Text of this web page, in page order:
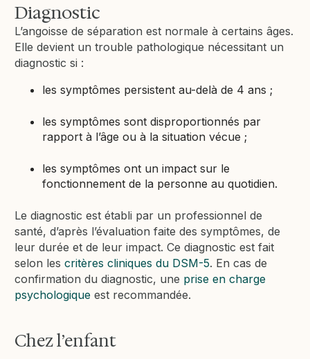
Diagnostic
L’angoisse de séparation est normale à certains âges.
Elle devient un trouble pathologique nécessitant un
diagnostic si :
les symptômes persistent au-delà de 4 ans ;
les symptômes sont disproportionnés par
rapport à l’âge ou à la situation vécue ;
les symptômes ont un impact sur le
fonctionnement de la personne au quotidien.
Le diagnostic est établi par un professionnel de
santé, d’après l’évaluation faite des symptômes, de
leur durée et de leur impact. Ce diagnostic est fait
selon lescritères cliniques du DSM-5. En cas de
confirmation du diagnostic, une prise en charge
psychologique est recommandée.
Chez l’enfant